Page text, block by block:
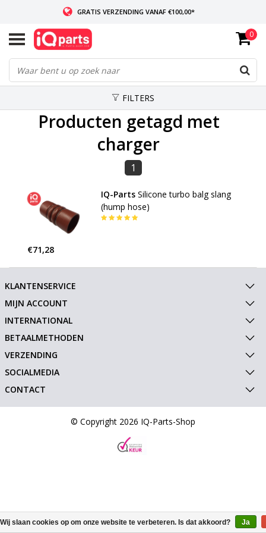
GRATIS VERZENDING VANAF €100,00*
INDIEN VOORRADIG: VOOR 14:00 BESTELD, ZELFDE DAG VERZONDEN
WERELDWIJDE LEVERING
0
FILTERS
Producten getagd met
charger
1
IQ-Parts Silicone turbo balg slang
(hump hose)
€71,28
KLANTENSERVICE
MIJN ACCOUNT
INTERNATIONAL
BETAALMETHODEN
VERZENDING
SOCIALMEDIA
CONTACT
© Copyright 2026 IQ-Parts-Shop
Wij slaan cookies op om onze website te verbeteren. Is dat akkoord? Ja